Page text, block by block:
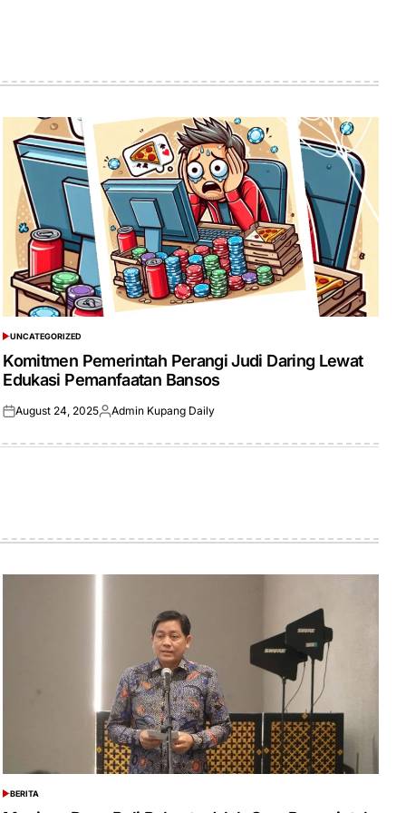
POSTED
IN
UNCATEGORIZED
Komitmen Pemerintah Perangi Judi Daring Lewat
Edukasi Pemanfaatan Bansos
Posted
August 24, 2025Posted
Admin Kupang Daily
POSTED
IN
BERITA